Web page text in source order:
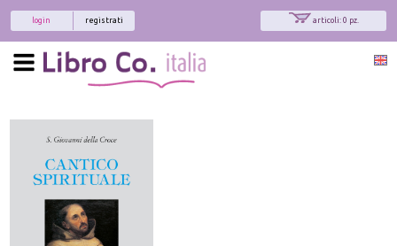
articoli: 0 pz.
registrati
login